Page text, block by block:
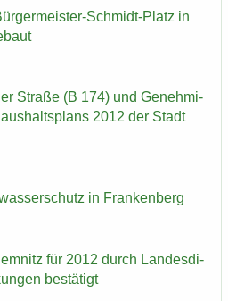
​Schmidt-Platz in
Stra­ße (B 174) und Ge­neh­mi­
2012 der Stadt
in Fran­ken­berg
für 2012 durch Lan­des­di­
be­stä­tigt